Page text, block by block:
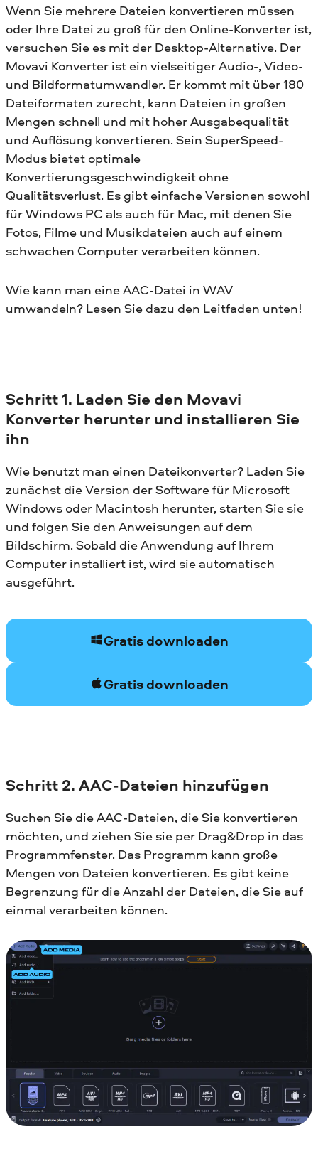
Wenn Sie mehrere Dateien konvertieren müssen
oder Ihre Datei zu groß für den Online-Konverter ist,
versuchen Sie es mit der Desktop-Alternative. Der
Movavi Konverter ist ein vielseitiger Audio-, Video-
und Bildformatumwandler. Er kommt mit über 180
Dateiformaten zurecht, kann Dateien in großen
Mengen schnell und mit hoher Ausgabequalität
und Auflösung konvertieren. Sein SuperSpeed-
Modus bietet optimale
Konvertierungsgeschwindigkeit ohne
Qualitätsverlust. Es gibt einfache Versionen sowohl
für Windows PC als auch für Mac, mit denen Sie
Fotos, Filme und Musikdateien auch auf einem
schwachen Computer verarbeiten können.
Wie kann man eine AAC-Datei in WAV
umwandeln? Lesen Sie dazu den Leitfaden unten!
Schritt 1. Laden Sie den Movavi
Konverter herunter und installieren Sie
ihn
Wie benutzt man einen Dateikonverter? Laden Sie
zunächst die Version der Software für Microsoft
Windows oder Macintosh herunter, starten Sie sie
und folgen Sie den Anweisungen auf dem
Bildschirm. Sobald die Anwendung auf Ihrem
Computer installiert ist, wird sie automatisch
ausgeführt.
Gratis downloaden
Gratis downloaden
Schritt 2. AAC-Dateien hinzufügen
Suchen Sie die AAC-Dateien, die Sie konvertieren
möchten, und ziehen Sie sie per Drag&Drop in das
Programmfenster. Das Programm kann große
Mengen von Dateien konvertieren. Es gibt keine
Begrenzung für die Anzahl der Dateien, die Sie auf
einmal verarbeiten können.